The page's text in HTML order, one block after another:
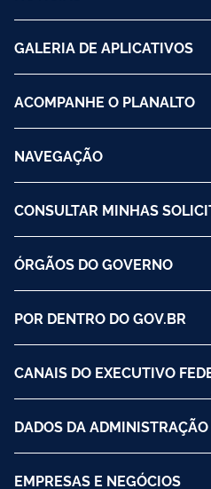
GALERIA DE APLICATIVOS
ACOMPANHE O PLANALTO
NAVEGAÇÃO
CONSULTAR MINHAS
ÓRGÃOS DO GOVERNO
POR DENTRO DO GOV.BR
CANAIS DO EXECUTIVO
DADOS DA
EMPRESAS E NEGÓCIOS